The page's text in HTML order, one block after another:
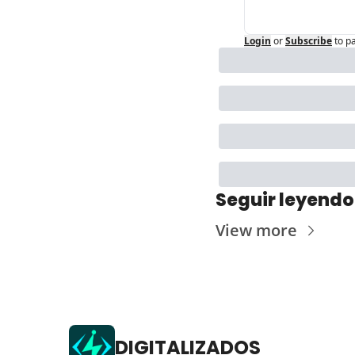
Login orSubscribeto
Seguir leyendo
View more
DIGITALIZADOS